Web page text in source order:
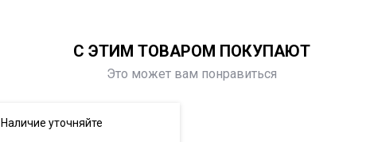
С ЭТИМ ТОВАРОМ ПОКУПАЮТ
Это может вам понравиться
Наличие уточняйте